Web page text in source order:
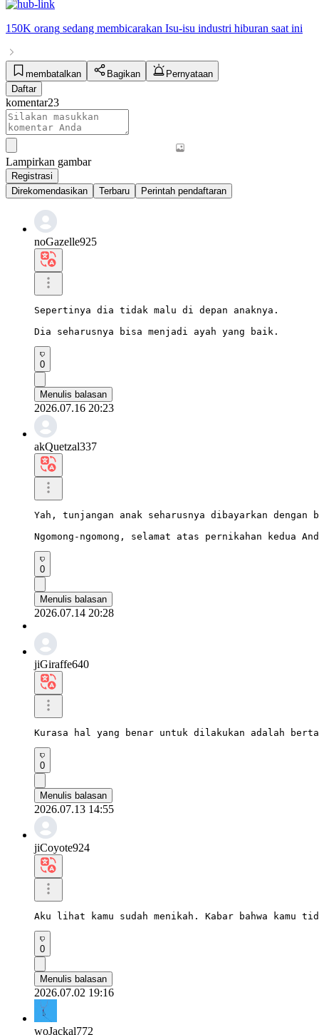
150K orang sedang membicarakan Isu-isu industri hiburan saat ini
membatalkan Bagikan
Pernyataan
Daftar
komentar23
Lampirkan gambar
Registrasi
Direkomendasikan
Terbaru Perintah pendaftaran
noGazelle925
Sepertinya dia tidak malu di depan anaknya.
Dia seharusnya bisa menjadi ayah yang baik.
0
Menulis balasan
2026.07.16 20:23
akQuetzal337
Yah, tunjangan anak seharusnya dibayarkan dengan
Ngomong-ngomong, selamat atas pernikahan kedua
0
Menulis balasan
2026.07.14 20:28
jiGiraffe640
Kurasa hal yang benar untuk dilakukan adalah
0
Menulis balasan
2026.07.13 14:55
jiCoyote924
Aku lihat kamu sudah menikah. Kabar bahwa kamu
0
Menulis balasan
2026.07.02 19:16
woJackal772